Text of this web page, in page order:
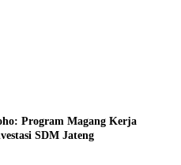
Program Magang Kerja
SDM Jateng